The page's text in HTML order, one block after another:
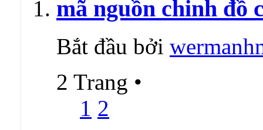
mã nguồn chinh đồ
Bắt đầu bởi
2 Trang •
1 2